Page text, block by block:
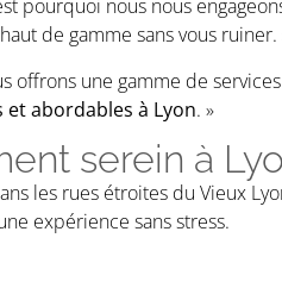
pourquoi nous nous
de gamme sans vous ruiner.
offrons une gamme de
abordables à Lyon. »
serein à
les rues étroites du Vieux
expérience sans stress.